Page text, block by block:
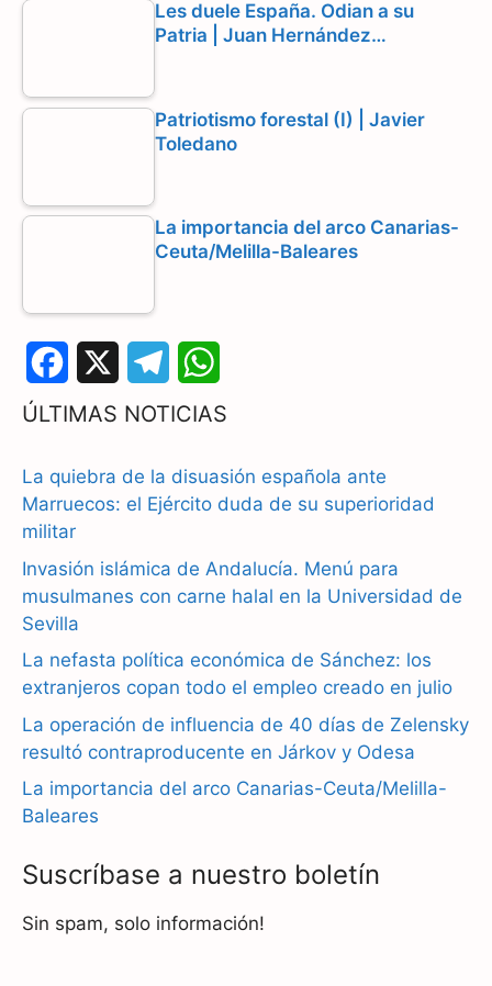
Les duele España. Odian a su
Patria | Juan Hernández…
Patriotismo forestal (I) | Javier
Toledano
La importancia del arco Canarias-
Ceuta/Melilla-Baleares
a
e
b
o
k
e
e
r
m
h
t
A
p
ÚLTIMAS NOTICIAS
La quiebra de la disuasión española ante
Marruecos: el Ejército duda de su superioridad
militar
Invasión islámica de Andalucía. Menú para
musulmanes con carne halal en la Universidad de
Sevilla
La nefasta política económica de Sánchez: los
extranjeros copan todo el empleo creado en julio
La operación de influencia de 40 días de Zelensky
resultó contraproducente en Járkov y Odesa
La importancia del arco Canarias-Ceuta/Melilla-
Baleares
Suscríbase a nuestro boletín
Sin spam, solo información!